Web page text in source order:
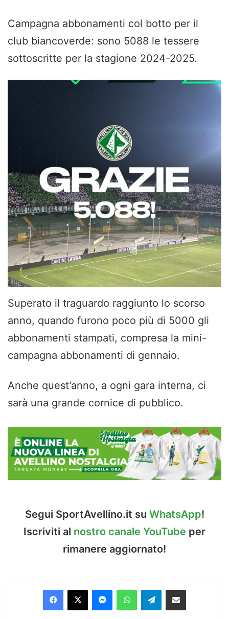
Campagna abbonamenti col botto per il
club biancoverde: sono 5088 le tessere
sottoscritte per la stagione 2024-2025.
Superato il traguardo raggiunto lo scorso
anno, quando furono poco più di 5000 gli
abbonamenti stampati, compresa la mini-
campagna abbonamenti di gennaio.
Anche quest’anno, a ogni gara interna, ci
sarà una grande cornice di pubblico.
Segui SportAvellino.it su WhatsApp!
Iscriviti al nostro canale YouTube per
rimanere aggiornato!
Facebook
X MessengerWhatsAppTelegramCondividi via Email